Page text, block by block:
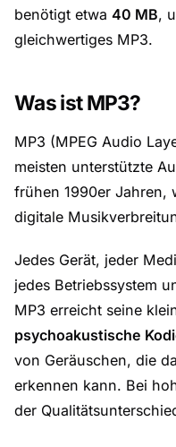
benötigt etwa 40 MB,
gleichwertiges MP3.
Was ist MP3?
MP3 (MPEG Audio
meisten unterstützte
frühen 1990er Jahren,
digitale
Jedes Gerät, jeder
jedes Betriebssystem
MP3 erreicht seine
psychoakustische
von Geräuschen, die
erkennen kann. Bei
der